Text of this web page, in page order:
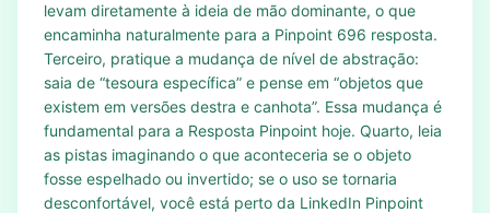
levam diretamente à ideia de mão dominante, o que
encaminha naturalmente para a Pinpoint 696 resposta.
Terceiro, pratique a mudança de nível de abstração:
saia de “tesoura específica” e pense em “objetos que
existem em versões destra e canhota”. Essa mudança é
fundamental para a Resposta Pinpoint hoje. Quarto, leia
as pistas imaginando o que aconteceria se o objeto
fosse espelhado ou invertido; se o uso se tornaria
desconfortável, você está perto da LinkedIn Pinpoint